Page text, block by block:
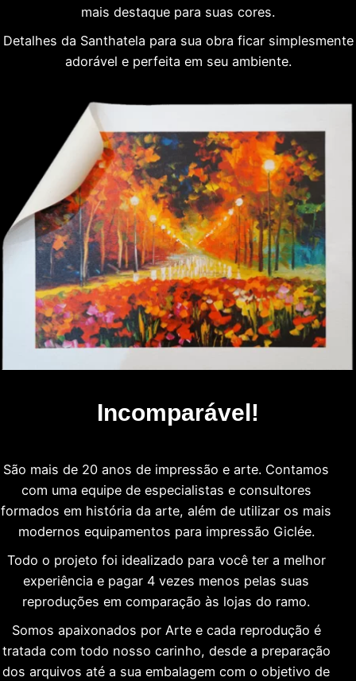
mais destaque para suas cores.
Detalhes da Santhatela para sua obra ficar simplesmente
adorável e perfeita em seu ambiente.
Incomparável!
São mais de 20 anos de impressão e arte. Contamos
com uma equipe de especialistas e consultores
formados em história da arte, além de utilizar os mais
modernos equipamentos para impressão Giclée.
Todo o projeto foi idealizado para você ter a melhor
experiência e pagar 4 vezes menos pelas suas
reproduções em comparação às lojas do ramo.
Somos apaixonados por Arte e cada reprodução é
tratada com todo nosso carinho, desde a preparação
dos arquivos até a sua embalagem com o objetivo de